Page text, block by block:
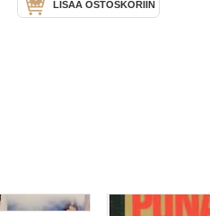
LISÄÄ OSTOSKORIIN